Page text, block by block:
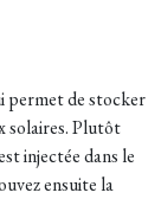
permet de stocker
solaires. Plutôt
injectée dans le
ensuite la